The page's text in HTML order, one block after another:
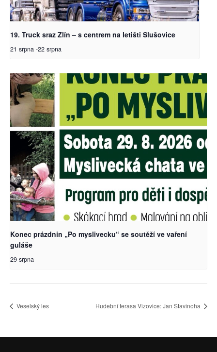
19. Truck sraz Zlín – s centrem na letišti Slušovice
21 srpna -22 srpna
Konec prázdnin „Po myslivecku“ se soutěží ve vaření
guláše
29 srpna
Veselský les Hudební terasa Vizovice: Jan Stavinoha